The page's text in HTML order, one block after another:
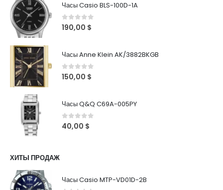
Часы Casio BLS-100D-1A
0out of 5
190,00 $
Часы Anne Klein AK/3882BKGB
0out of 5
150,00 $
Часы Q&Q C69A-005PY
0 out of 5
40,00 $
ХИТЫ ПРОДАЖ
Часы Casio MTP-VD01D-2B